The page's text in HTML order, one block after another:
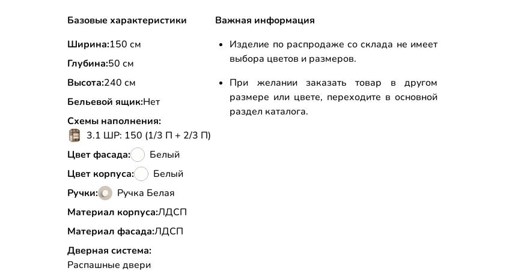
Базовые характеристики
Ширина:150 см
Глубина:50 см
Высота:240 см
Бельевой ящик:Нет
Схемы наполнения:
3.1 ШР: 150 (1/3 П + 2/3 П)
Цвет фасада:
Белый
Цвет корпуса:
Белый
Ручки:
Ручка Белая
Материал корпуса:ЛДСП
Материал фасада:ЛДСП
Дверная система:
Распашные двери
Важная информация
Изделие по распродаже со склада не имеет
выбора цветов и размеров.
При желании заказать товар в другом
размере или цвете, переходите в основной
раздел каталога.